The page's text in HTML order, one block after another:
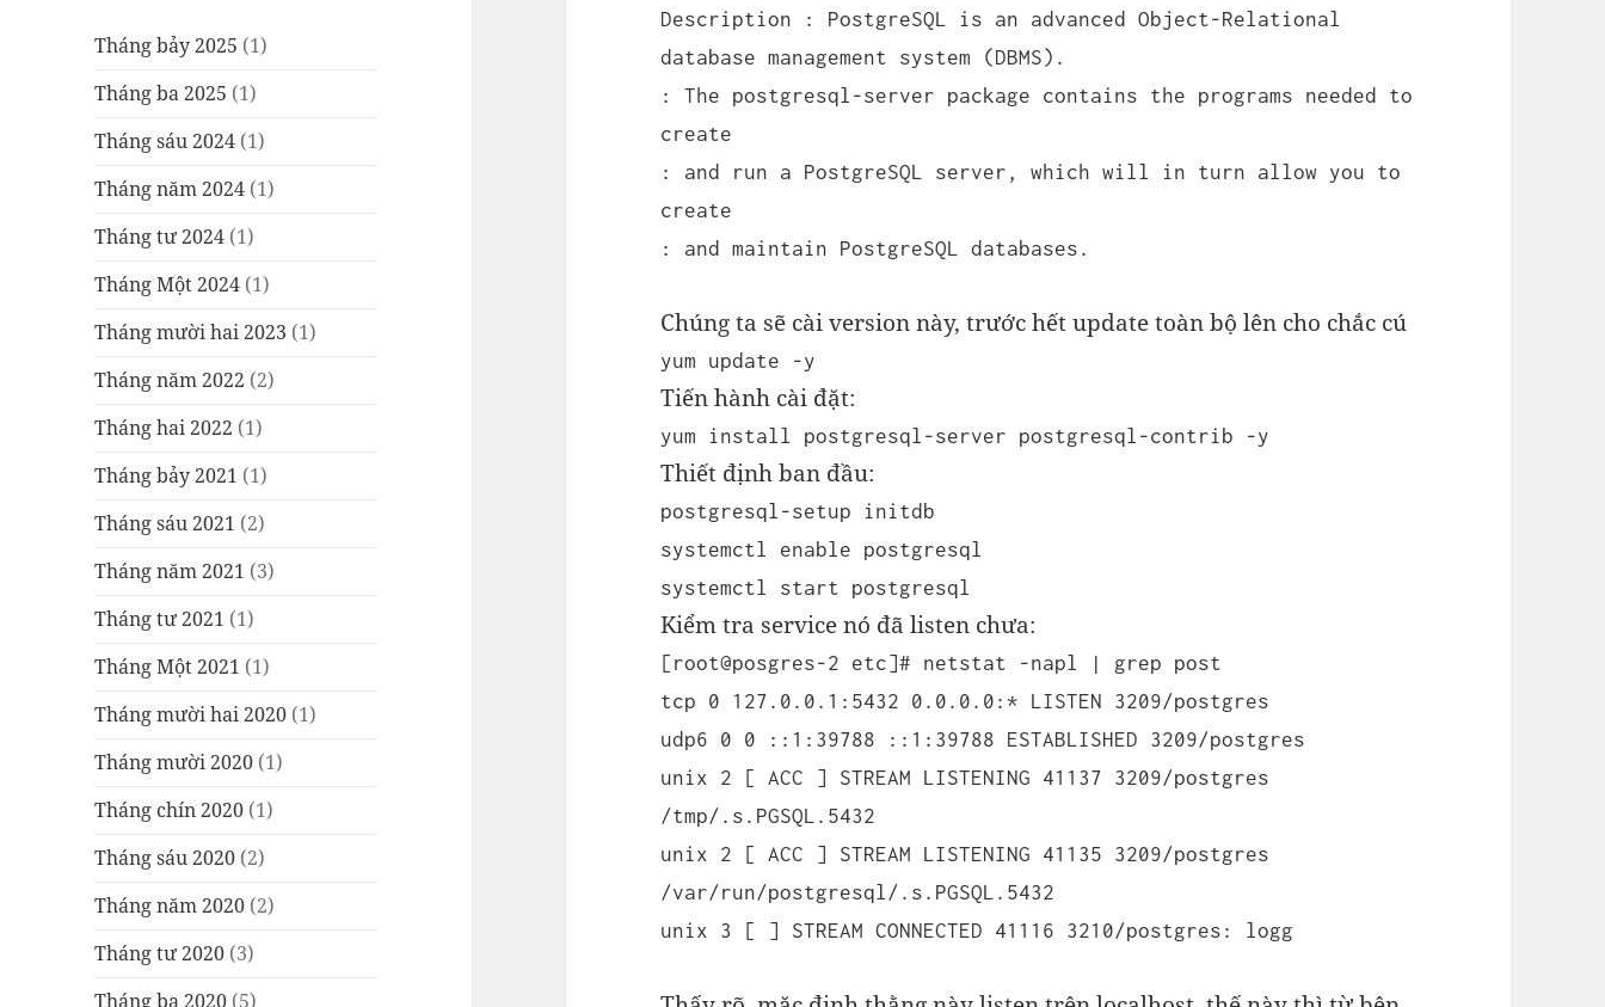
Tháng bảy 2025 (1)
Tháng ba 2025 (1)
Tháng sáu 2024 (1)
Tháng năm 2024 (1)
Tháng tư 2024 (1)
Tháng Một 2024 (1)
Tháng mười hai 2023 (1)
Tháng năm 2022 (2)
Tháng hai 2022 (1)
Tháng bảy 2021 (1)
Tháng sáu 2021 (2)
Tháng năm 2021 (3)
Tháng tư 2021 (1)
Tháng Một 2021 (1)
Tháng mười hai 2020 (1)
Tháng mười 2020 (1)
Tháng chín 2020 (1)
Tháng sáu 2020 (2)
Tháng năm 2020 (2)
Tháng tư 2020 (3)
Tháng ba 2020 (5)
Description : PostgreSQL is an advanced Object-Relational
database management system (DBMS).
: The postgresql-server package contains the programs needed to
create
: and run a PostgreSQL server, which will in turn allow you to
create
: and maintain PostgreSQL databases.
Chúng ta sẽ cài version này, trước hết update toàn bộ lên cho chắc cú
yum update -y
Tiến hành cài đặt:
yum install postgresql-server postgresql-contrib -y
Thiết định ban đầu:
postgresql-setup initdb
systemctl enable postgresql
systemctl start postgresql
Kiểm tra service nó đã listen chưa:
[root@posgres-2 etc]# netstat -napl | grep post
tcp 0 127.0.0.1:5432 0.0.0.0:* LISTEN 3209/postgres
udp6 0 0 ::1:39788 ::1:39788 ESTABLISHED 3209/postgres
unix 2 [ ACC ] STREAM LISTENING 41137 3209/postgres
/tmp/.s.PGSQL.5432
unix 2 [ ACC ] STREAM LISTENING 41135 3209/postgres
/var/run/postgresql/.s.PGSQL.5432
unix 3 [ ] STREAM CONNECTED 41116 3210/postgres: logg